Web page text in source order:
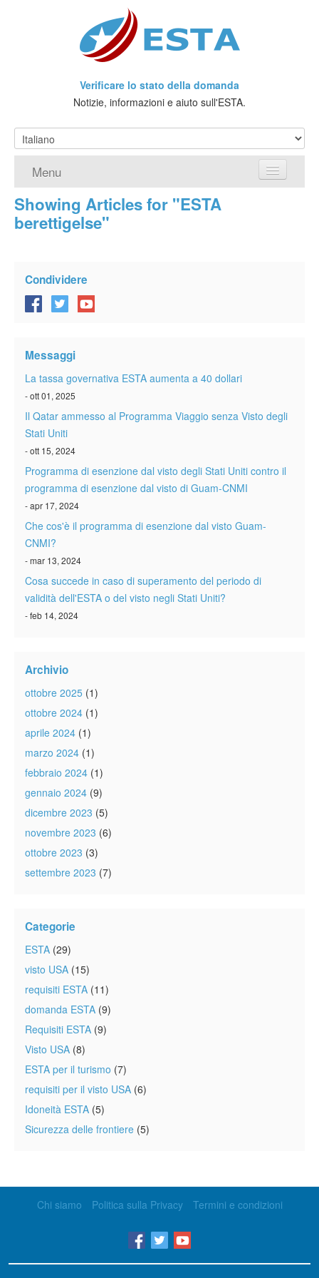
Verificare lo stato della domanda
Notizie, informazioni e aiuto sull'ESTA.
Menu
Home
Richiedere ESTA
Viaggio senza Visto
ESTA info
Contatto
Showing Articles for "ESTA
berettigelse"
Condividere
Messaggi
La tassa governativa ESTA aumenta a 40 dollari
- ott 01, 2025
Il Qatar ammesso al Programma Viaggio senza Visto degli
Stati Uniti
- ott 15, 2024
Programma di esenzione dal visto degli Stati Uniti contro il
programma di esenzione dal visto di Guam-CNMI
- apr 17, 2024
Che cos'è il programma di esenzione dal visto Guam-
CNMI?
- mar 13, 2024
Cosa succede in caso di superamento del periodo di
validità dell'ESTA o del visto negli Stati Uniti?
- feb 14, 2024
Archivio
ottobre 2025 (1)
ottobre 2024 (1)
aprile 2024 (1)
marzo 2024 (1)
febbraio 2024 (1)
gennaio 2024 (9)
dicembre 2023 (5)
novembre 2023 (6)
ottobre 2023 (3)
settembre 2023 (7)
Categorie
ESTA (29)
visto USA (15)
requisiti ESTA (11)
domanda ESTA (9)
Requisiti ESTA (9)
Visto USA (8)
ESTA per il turismo (7)
requisiti per il visto USA (6)
Idoneità ESTA (5)
Sicurezza delle frontiere (5)
Chi siamo Politica sulla Privacy Termini e condizioni